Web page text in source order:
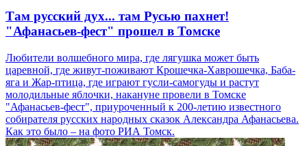
Там русский дух... там Русью пахнет!
"Афанасьев-фест" прошел в Томске
Любители волшебного мира, где лягушка может быть
царевной, где живут-поживают Крошечка-Хаврошечка, Баба-
яга и Жар-птица, где играют гусли-самогуды и растут
молодильные яблочки, накануне провели в Томске
"Афанасьев-фест", приуроченный к 200-летию известного
собирателя русских народных сказок Александра Афанасьева.
Как это было – на фото РИА Томск.